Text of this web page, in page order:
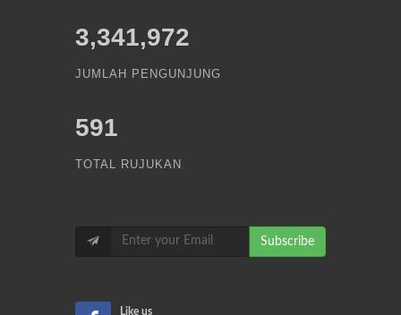
3,341,972
JUMLAH PENGUNJUNG
591
TOTAL RUJUKAN
Subscribe
Like us